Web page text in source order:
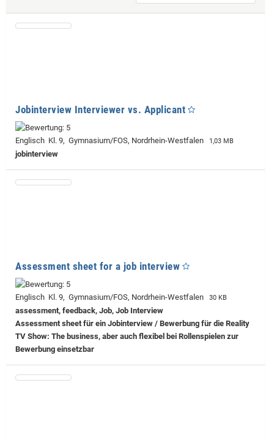
Jobinterview Interviewer vs. Applicant
Englisch Kl. 9, Gymnasium/FOS, Nordrhein-Westfalen 1,03 MB
jobinterview
Assessment sheet for a job interview
Englisch Kl. 9, Gymnasium/FOS, Nordrhein-Westfalen 30 KB
assessment, feedback, Job, Job Interview
Assessment sheet für ein Jobinterview / Bewerbung für die Reality
TV Show: The business, aber auch flexibel bei Rollenspielen zur
Bewerbung einsetzbar